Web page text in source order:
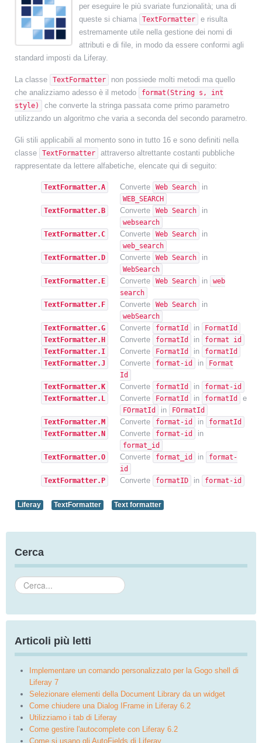
per eseguire le più svariate funzionalità; una di
queste si chiama
TextFormatter
e risulta
estremamente utile nella gestione dei nomi di
attributi e di file, in modo da essere conformi agli
standard imposti da Liferay.
La classe TextFormatter
non possiede molti metodi ma quello
che analizziamo adesso è il metodo
format(String s, int
style)
che converte la stringa passata come primo parametro
utilizzando un algoritmo che varia a seconda del secondo parametro.
Gli stili applicabili al momento sono in tutto 16 e sono definiti nella
classe
TextFormatter
attraverso altrettante costanti pubbliche
rappresentate da lettere alfabetiche, elencate qui di seguito:
TextFormatter.A Converte Web Search in
WEB_SEARCH
TextFormatter.B
Converte Web Search in
websearch
TextFormatter.C
Converte Web Search in
web_search
TextFormatter.D
Converte Web Search in
WebSearch
TextFormatter.E
Converte Web Search in
web
search
TextFormatter.F
Converte Web Search in
webSearch
TextFormatter.G
Converte formatId in
FormatId
TextFormatter.H
Converte formatId in
format id
TextFormatter.I
Converte FormatId in
formatId
TextFormatter.J
Converte format-id in
Format
Id
TextFormatter.K
Converte formatId in
format-id
TextFormatter.L
Converte FormatId in formatId e
FOrmatId in
FOrmatId
TextFormatter.M
Converte format-id in
formatId
TextFormatter.N
Converte format-id in
format_id
TextFormatter.O
Converte format_id in
format-
id
TextFormatter.P
Converte formatID in format-id
Liferay TextFormatter Text formatter
Cerca
Cerca...
Articoli più letti
Implementare un comando personalizzato per la Gogo shell di
Liferay 7
Selezionare elementi della Document Library da un widget
Come chiudere una Dialog IFrame in Liferay 6.2
Utilizziamo i tab di Liferay
Come gestire l'autocomplete con Liferay 6.2
Come si usano gli AutoFields di Liferay